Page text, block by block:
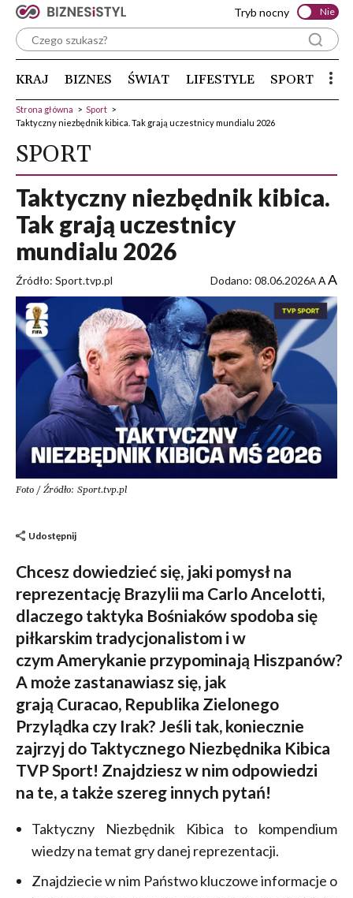
Tryb nocny Nie
KRAJ BIZNES ŚWIAT LIFESTYLE SPORT
Strona główna > Sport >
Taktyczny niezbędnik kibica. Tak grają uczestnicy mundialu 2026
SPORT
Taktyczny niezbędnik kibica.
Tak grają uczestnicy
mundialu 2026
Źródło: Sport.tvp.pl Dodano: 08.06.2026A AA
Foto / Źródło: Sport.tvp.pl
Udostępnij
Chcesz dowiedzieć się, jaki pomysł na
reprezentację Brazylii ma Carlo Ancelotti,
dlaczego taktyka Bośniaków spodoba się
piłkarskim tradycjonalistom i w
czym Amerykanie przypominają Hiszpanów?
A może zastanawiasz się, jak
grają Curacao, Republika Zielonego
Przylądka czy Irak? Jeśli tak, koniecznie
zajrzyj do Taktycznego Niezbędnika Kibica
TVP Sport! Znajdziesz w nim odpowiedzi
na te, a także szereg innych pytań!
Taktyczny Niezbędnik Kibica to kompendium
wiedzy na temat gry danej reprezentacji.
Znajdziecie w nim Państwo kluczowe informacje o